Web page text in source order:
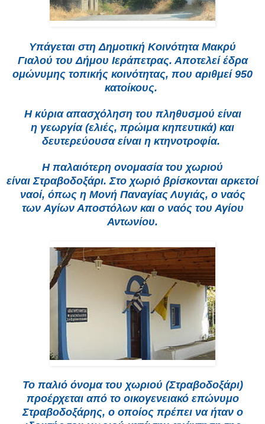
Υπάγεται στηΔημοτική Κοινότητα Μακρύ
Γιαλού τουΔήμου Ιεράπετρας. Αποτελεί έδρα
ομώνυμης τοπικής κοινότητας, που αριθμεί 950
κατοίκους.
Η κύρια απασχόληση του πληθυσμού είναι
η γεωργία(ελιές, πρώιμα κηπευτικά) και
δευτερεύουσα είναι η κτηνοτροφία.
Η παλαιότερη ονομασία του χωριού
είναιΣτραβοδοξάρι. Στο χωριό βρίσκονται αρκετοί
ναοί, όπως η Μονή Παναγίας Λυγιάς, ο ναός
τωνΑγίων Αποστόλωνκαι ο ναός του Αγίου
Αντωνίου.
Το παλιό όνομα του χωριού (Στραβοδοξάρι)
προέρχεται από το οικογενειακό επώνυμο
Στραβοδοξάρης, ο οποίος πρέπει να ήταν ο